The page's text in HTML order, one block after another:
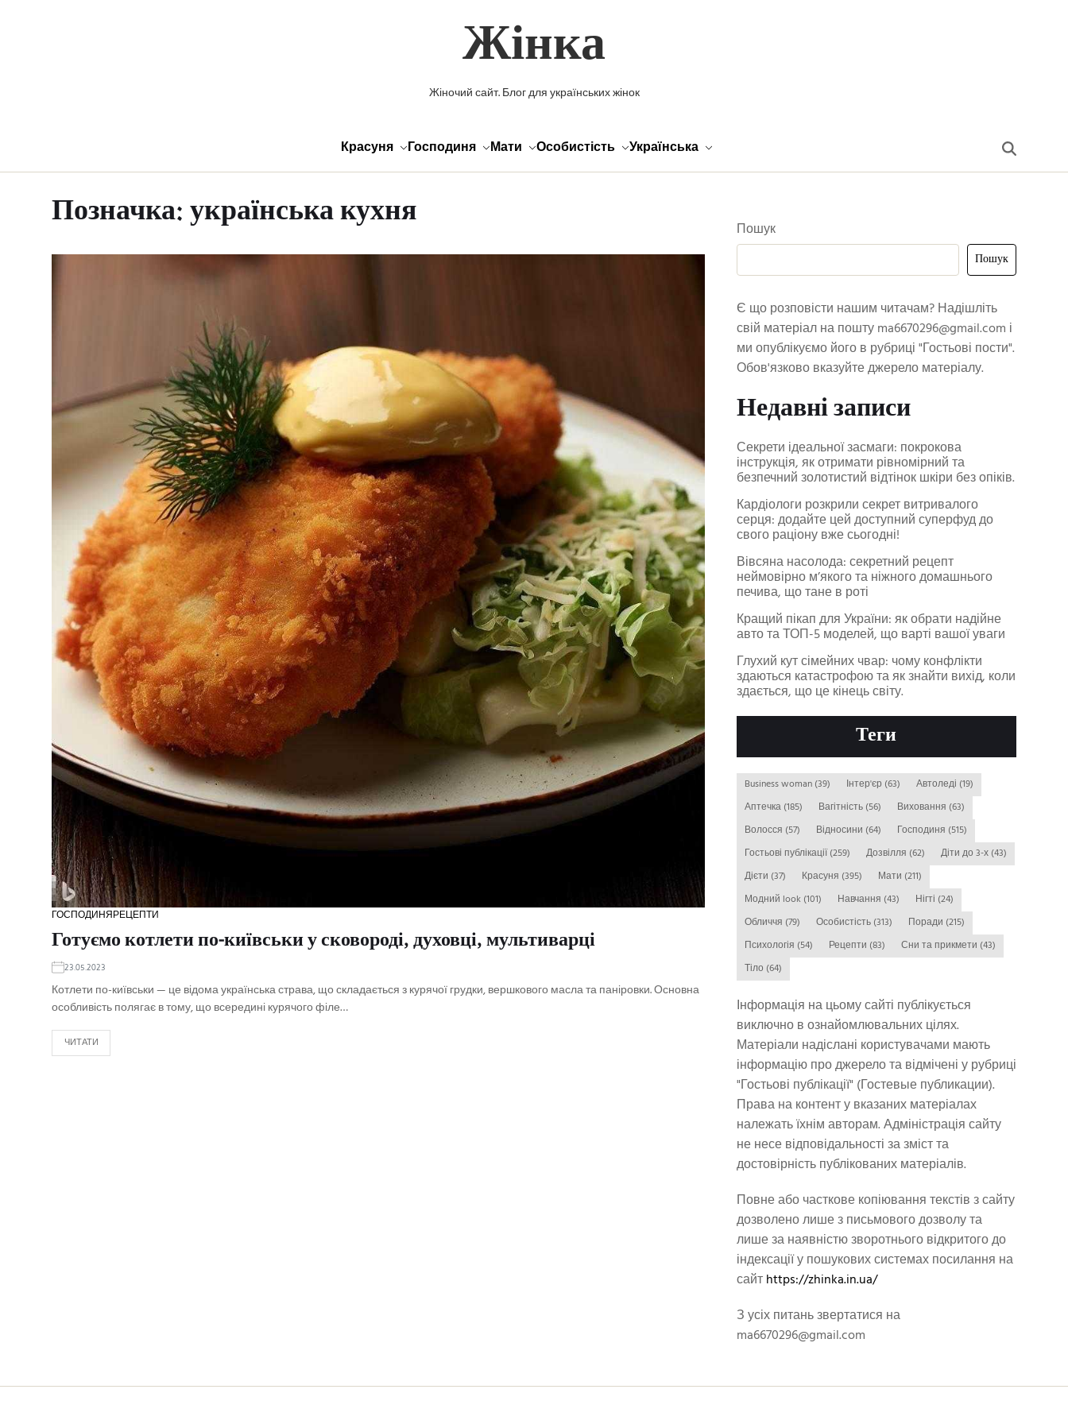
Жінка
Жіночий сайт. Блог для українських жінок
Красуня Господиня Мати Особистість Українська
Позначка:українська кухня
ГОСПОДИНЯРЕЦЕПТИ
Готуємо котлети по-київськи у сковороді, духовці, мультиварці
23.05.2023
Котлети по-київськи — це відома українська страва, що складається з курячої грудки, вершкового масла та паніровки. Основна
особливість полягає в тому, що всередині курячого філе…
ЧИТАТИ
Пошук
Пошук
Є що розповісти нашим читачам? Надішліть
свій матеріал на поштуma6670296@gmail.com і
ми опублікуємо його в рубриці "Гостьові пости".
Обов'язково вказуйте джерело матеріалу.
Недавні записи
Секрети ідеальної засмаги: покрокова
інструкція, як отримати рівномірний та
безпечний золотистий відтінок шкіри без опіків.
Кардіологи розкрили секрет витривалого
серця: додайте цей доступний суперфуд до
свого раціону вже сьогодні!
Вівсяна насолода: секретний рецепт
неймовірно м’якого та ніжного домашнього
печива, що тане в роті
Кращий пікап для України: як обрати надійне
авто та ТОП-5 моделей, що варті вашої уваги
Глухий кут сімейних чвар: чому конфлікти
здаються катастрофою та як знайти вихід, коли
здається, що це кінець світу.
Теги
Business woman(39) Інтер'єр (63) Автоледі (19)
Аптечка(185) Вагітність(56) Виховання (63)
Волосся (57) Відносини (64) Господиня (515)
Гостьові публікації(259) Дозвілля (62) Діти до 3-х(43)
Дієти (37) Красуня (395) Мати (211)
Модний look (101) Навчання (43) Нігті (24)
Обличчя (79) Особистість(313) Поради (215)
Психологія (54) Рецепти (83) Сни та прикмети (43)
Тіло (64)
Інформація на цьому сайті публікується
виключно в ознайомлювальних цілях.
Матеріали надіслані користувачами мають
інформацію про джерело та відмічені у рубриці
"Гостьові публікації" (Гостевые публикации).
Права на контент у вказаних матеріалах
належать їхнім авторам. Адміністрація сайту
не несе відповідальності за зміст та
достовірність публікованих матеріалів.
Повне або часткове копіювання текстів з сайту
дозволено лише з письмового дозволу та
лише за наявністю зворотнього відкритого до
індексації у пошукових системах посилання на
сайтhttps://zhinka.in.ua/
З усіх питань звертатися на
ma6670296@gmail.com